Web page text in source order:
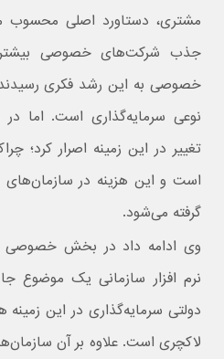
مشتری، دستاورد اصلی محسوب
جذب شرکت‌های خصوصی
خصوصی به این رشد فکری
نوعی سرمایه‌گذاری است. اما
تغییر در این زمینه اصرار کرد؛
است و این هزینه در سازمان‌های
گرفته می‌شود.
وی ادامه داد در بخش خصوصی
نرم افزار سازمانی یک موضوع
دولتی سرمایه‌گذاری در این
لاکچری است. علاوه بر آن